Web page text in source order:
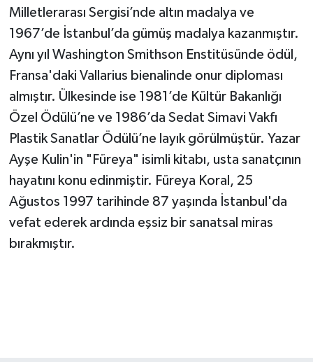
Milletlerarası Sergisi’nde altın madalya ve
1967’de İstanbul’da gümüş madalya kazanmıştır.
Aynı yıl Washington Smithson Enstitüsünde ödül,
Fransa'daki Vallarius bienalinde onur diploması
almıştır. Ülkesinde ise 1981’de Kültür Bakanlığı
Özel Ödülü’ne ve 1986’da Sedat Simavi Vakfı
Plastik Sanatlar Ödülü’ne layık görülmüştür. Yazar
Ayşe Kulin'in "Füreya" isimli kitabı, usta sanatçının
hayatını konu edinmiştir. Füreya Koral, 25
Ağustos 1997 tarihinde 87 yaşında İstanbul'da
vefat ederek ardında eşsiz bir sanatsal miras
bırakmıştır.